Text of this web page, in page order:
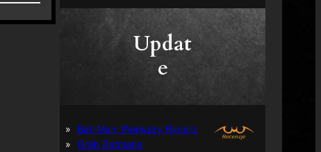
Updat
e
Bat-Man: Pierwszy Rycerz
Grób Batmana